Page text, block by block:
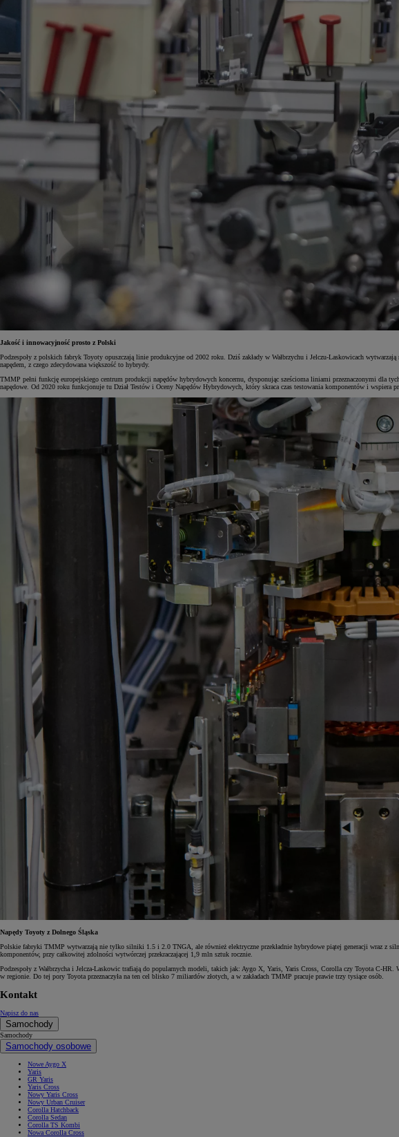
105 300 zł
Jakość i innowacyjność prosto z Polski
Podzespoły z polskich fabryk Toyoty opuszczają linie produkcyjne od 2002 roku. Dziś zakłady w Wałbrzychu i Jelczu-Laskowicach
napędem, z czego zdecydowana większość to hybrydy.
TMMP pełni funkcję europejskiego centrum produkcji napędów hybrydowych koncernu, dysponując sześcioma liniami przeznaczonymi dla
napędowe. Od 2020 roku funkcjonuje tu Dział Testów i Oceny Napędów Hybrydowych, który skraca czas testowania komponentów i wspiera
Napędy Toyoty z Dolnego Śląska
Polskie fabryki TMMP wytwarzają nie tylko silniki 1.5 i 2.0 TNGA, ale również elektryczne przekładnie hybrydowe piątej generacji wraz z
komponentów, przy całkowitej zdolności wytwórczej przekraczającej 1,9 mln sztuk rocznie.
Podzespoły z Wałbrzycha i Jelcza-Laskowic trafiają do popularnych modeli, takich jak: Aygo X, Yaris, Yaris Cross, Corolla czy Toyota C-
w regionie. Do tej pory Toyota przeznaczyła na ten cel blisko 7 miliardów złotych, a w zakładach TMMP pracuje prawie trzy tysiące osób.
Kontakt
Napisz do nas
Samochody
Samochody
Samochody osobowe
Nowe Aygo X
Yaris
GR Yaris
Yaris Cross
Nowy Yaris Cross
Nowy Urban Cruiser
Corolla Hatchback
Corolla Sedan
Corolla TS Kombi
Nowa Corolla Cross